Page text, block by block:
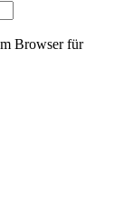
Browser für